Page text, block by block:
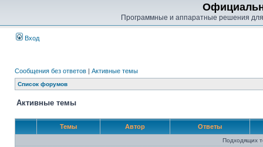
Программные и аппаратные решения
Вход
Сообщения без ответов | Активные темы
Список форумов
Активные темы
Темы Автор Ответы
Подходящих